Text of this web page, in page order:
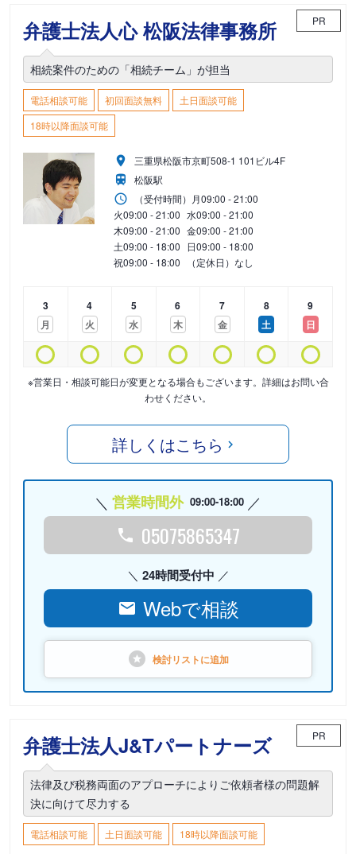
弁護士法人心 松阪法律事務所 PR
相続案件のための「相続チーム」が担当
電話相談可能 初回面談無料
土日面談可能
18時以降面談可能
三重県松阪市京町508-1 101ビル4F
松阪駅
（受付時間） 月09:00 - 21:00
火09:00 - 21:00 水09:00 - 21:00
木09:00 - 21:00 金09:00 - 21:00
土09:00 - 18:00 日09:00 - 18:00
祝09:00 - 18:00 （定休日）なし
3
月
4
火
5
水
6
木
7
金
8
土
9
日
※営業日・相談可能日が変更となる場合もございます。詳細はお問い合
わせください。
詳しくはこちら
営業時間外 09:00-18:00
05075865347
24時間受付中
Webで相談
検討リストに追加
弁護士法人J&Tパートナーズ PR
法律及び税務両面のアプローチによりご依頼者様の問題解
決に向けて尽力する
電話相談可能 土日面談可能 18時以降面談可能